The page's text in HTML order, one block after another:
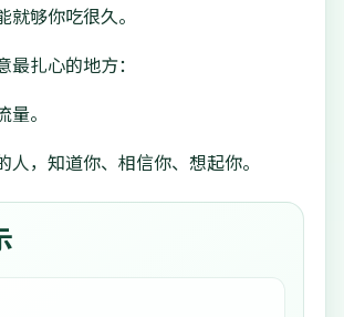
够你吃很久。
扎心的地方：
。
人，知道你、相信你、想起你。